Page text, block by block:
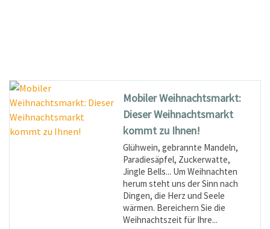
Mobiler Weihnachtsmarkt:
Dieser Weihnachtsmarkt
kommt zu Ihnen!
Glühwein, gebrannte Mandeln,
Paradiesäpfel, Zuckerwatte,
Jingle Bells... Um Weihnachten
herum steht uns der Sinn nach
Dingen, die Herz und Seele
wärmen. Bereichern Sie die
Weihnachtszeit für Ihre...